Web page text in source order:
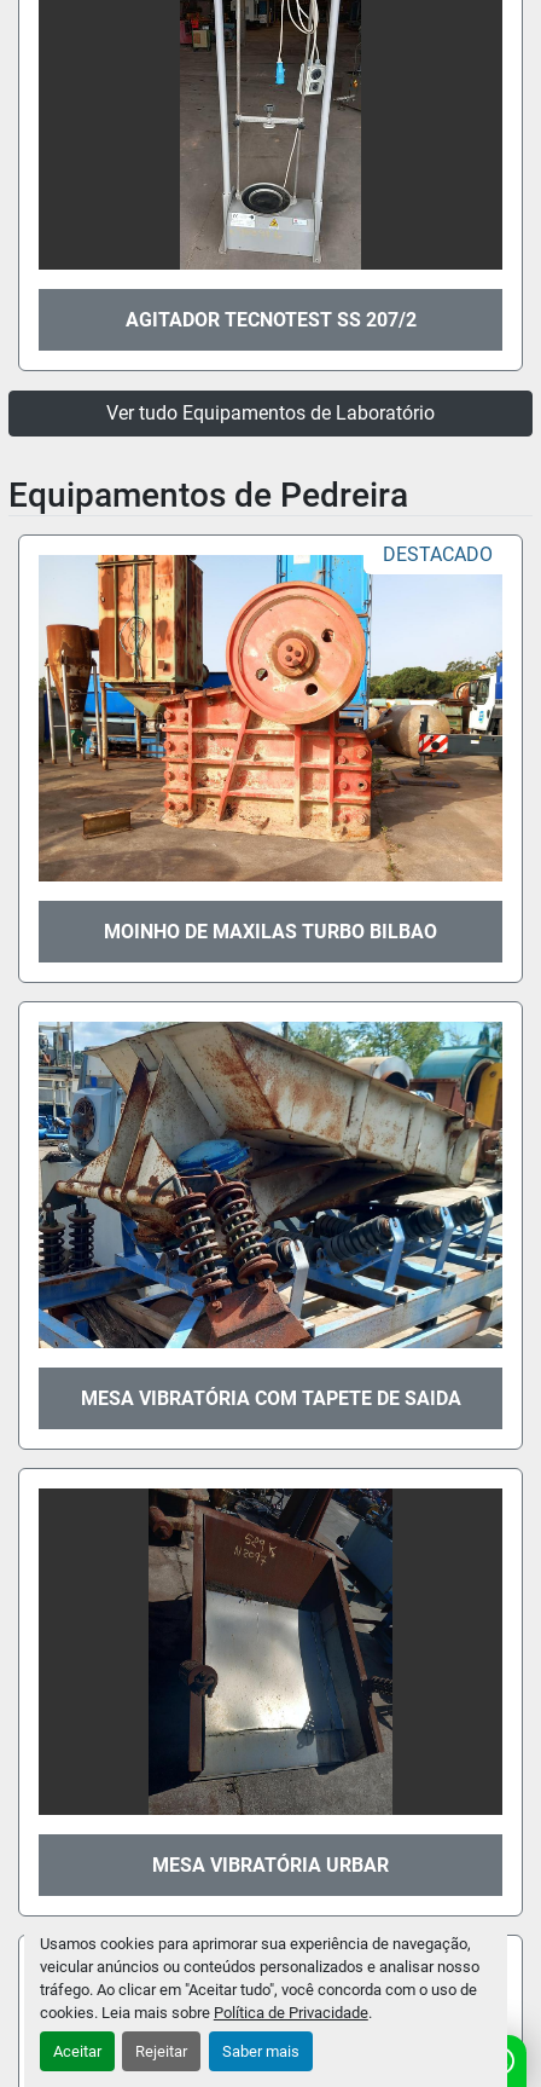
Usamos cookies para aprimorar sua experiência de navegação,
veicular anúncios ou conteúdos personalizados e analisar nosso
tráfego. Ao clicar em "Aceitar tudo", você concorda com o uso de
cookies. Leia mais sobre Política de Privacidade.
Aceitar Rejeitar Saber mais
AGITADOR TECNOTEST SS 207/2
Ver tudo Equipamentos de Laboratório
Equipamentos de Pedreira
DESTACADO
MOINHO DE MAXILAS TURBO BILBAO
MESA VIBRATÓRIA COM TAPETE DE SAIDA
MESA VIBRATÓRIA URBAR